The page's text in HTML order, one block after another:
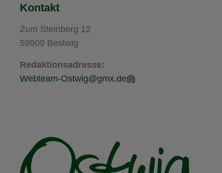
Kontakt
Zum Steinberg 12
59909 Bestwig
Redaktionsadresse:
Webteam-Ostwig@gmx.de